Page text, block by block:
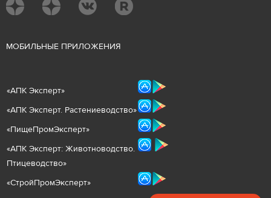
МОБИЛЬНЫЕ ПРИЛОЖЕНИЯ
«АПК Эксперт»
«АПК Эксперт. Растениеводство»
«ПищеПромЭксперт»
«АПК Эксперт: Животноводство.
Птицеводство»
«СтройПромЭксперт»